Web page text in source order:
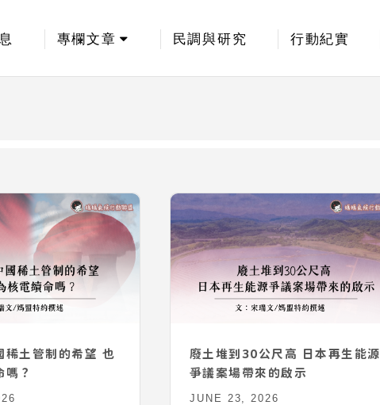
專欄文章 民調與研究 行動紀實
稀土管制的希望 也
嗎？
廢土堆到30公尺高 日本再生能源
爭議案場帶來的啟示
JUNE 23, 2026